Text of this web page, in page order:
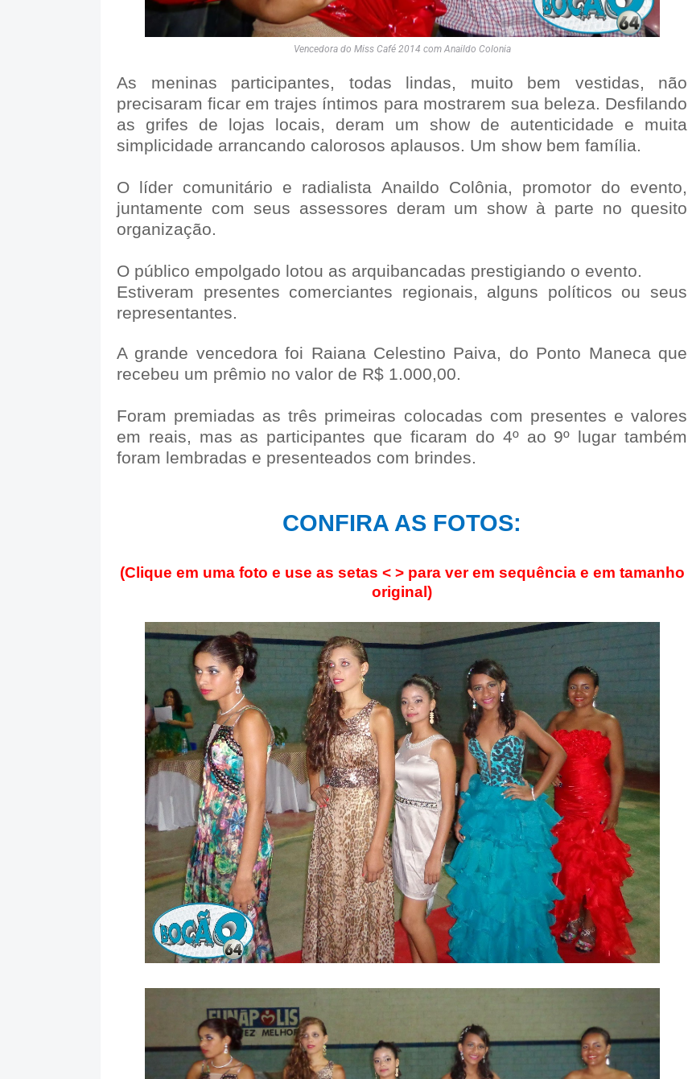
Vencedora do Miss Café 2014 com Anaildo Colonia
As meninas participantes, todas lindas, muito bem vestidas, não
precisaram ficar em trajes íntimos para mostrarem sua beleza. Desfilando
as grifes de lojas locais, deram um show de autenticidade e muita
simplicidade arrancando calorosos aplausos. Um show bem família.
O líder comunitário e radialista Anaildo Colônia, promotor do evento,
juntamente com seus assessores deram um show à parte no quesito
organização.
O público empolgado lotou as arquibancadas prestigiando o evento.
Estiveram presentes comerciantes regionais, alguns políticos ou seus
representantes.
A grande vencedora foi Raiana Celestino Paiva, do Ponto Maneca que
recebeu um prêmio no valor de R$ 1.000,00.
Foram premiadas as três primeiras colocadas com presentes e valores
em reais, mas as participantes que ficaram do 4º ao 9º lugar também
foram lembradas e presenteados com brindes.
CONFIRA AS FOTOS:
(Clique em uma foto e use as setas < > para ver em sequência e em tamanho
original)